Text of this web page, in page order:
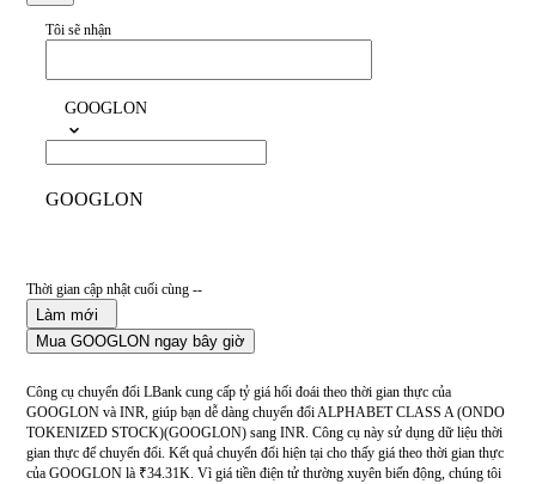
Tôi sẽ nhận
GOOGLON
GOOGLON
Thời gian cập nhật cuối cùng --
Làm mới
Mua GOOGLON ngay bây giờ
Công cụ chuyển đổi LBank cung cấp tỷ giá hối đoái theo thời gian thực của
GOOGLON và INR, giúp bạn dễ dàng chuyển đổi ALPHABET CLASS A (ONDO
TOKENIZED STOCK)(GOOGLON) sang INR. Công cụ này sử dụng dữ liệu thời
gian thực để chuyển đổi. Kết quả chuyển đổi hiện tại cho thấy giá theo thời gian thực
của GOOGLON là ₹34.31K. Vì giá tiền điện tử thường xuyên biến động, chúng tôi